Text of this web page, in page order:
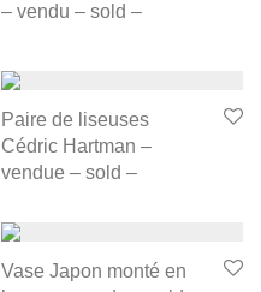
– vendu – sold –
Paire de liseuses
Cédric Hartman –
vendue – sold –
Vase Japon monté en